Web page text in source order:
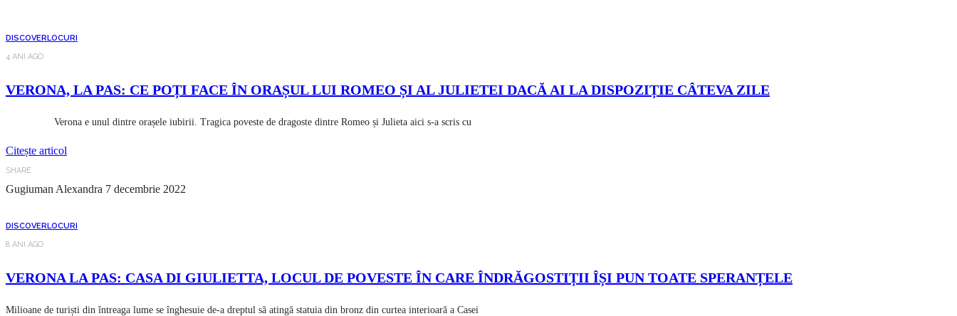
DISCOVERLOCURI
4 ANI AGO
VERONA, LA PAS: CE POȚI FACE ÎN ORAȘUL LUI ROMEO ȘI AL JULIETEI DACĂ AI LA DISPOZIȚIE CÂTEVA ZILE
Verona e unul dintre orașele iubirii. Tragica poveste de dragoste dintre Romeo și Julieta aici s-a scris cu
Citește articol
SHARE
Gugiuman Alexandra 7 decembrie 2022
DISCOVERLOCURI
8 ANI AGO
VERONA LA PAS: CASA DI GIULIETTA, LOCUL DE POVESTE ÎN CARE ÎNDRĂGOSTIȚII ÎȘI PUN TOATE SPERANȚELE
Milioane de turiști din întreaga lume se înghesuie de-a dreptul să atingă statuia din bronz din curtea interioară a Casei